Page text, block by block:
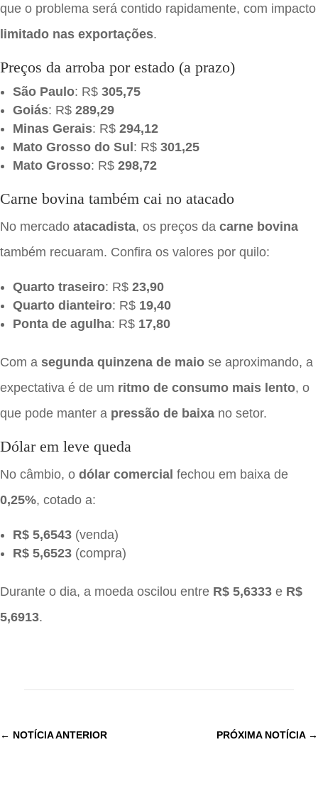
que o problema será contido rapidamente, com impacto
limitado nas exportações.
Preços da arroba por estado (a prazo)
São Paulo: R$ 305,75
Goiás: R$ 289,29
Minas Gerais: R$ 294,12
Mato Grosso do Sul: R$ 301,25
Mato Grosso: R$ 298,72
Carne bovina também cai no atacado
No mercado atacadista, os preços da carne bovina
também recuaram. Confira os valores por quilo:
Quarto traseiro: R$ 23,90
Quarto dianteiro: R$ 19,40
Ponta de agulha: R$ 17,80
Com a segunda quinzena de maio se aproximando, a
expectativa é de um ritmo de consumo mais lento, o
que pode manter a pressão de baixa no setor.
Dólar em leve queda
No câmbio, o dólar comercial fechou em baixa de
0,25%, cotado a:
R$ 5,6543 (venda)
R$ 5,6523 (compra)
Durante o dia, a moeda oscilou entre R$ 5,6333 e R$
5,6913.
← NOTÍCIA ANTERIOR PRÓXIMA NOTÍCIA→